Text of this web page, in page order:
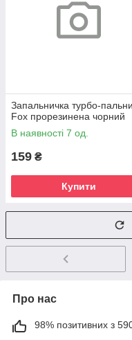
Запальничка турбо-
Fox прорезинена чорний
В наявності 7 од.
159 ₴
Купити
Про нас
98% позитивних з 590